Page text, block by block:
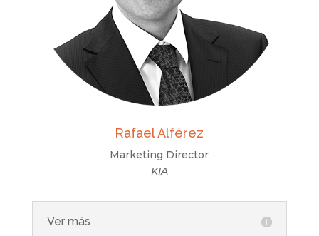
Rafael Alférez
Marketing Director
KIA
Ver más